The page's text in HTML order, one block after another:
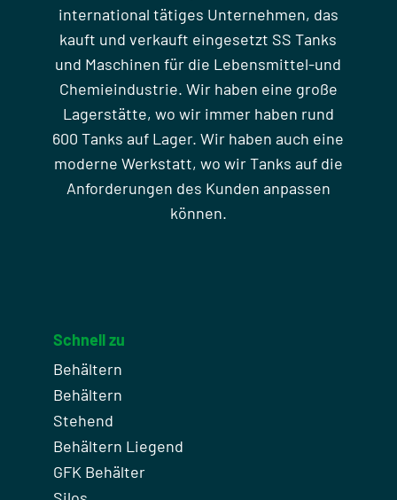
international tätiges Unternehmen, das
kauft und verkauft eingesetzt SS Tanks
und Maschinen für die Lebensmittel-und
Chemieindustrie. Wir haben eine große
Lagerstätte, wo wir immer haben rund
600 Tanks auf Lager. Wir haben auch eine
moderne Werkstatt, wo wir Tanks auf die
Anforderungen des Kunden anpassen
können.
Schnell zu
Behältern
Behältern
Stehend
Behältern Liegend
GFK Behälter